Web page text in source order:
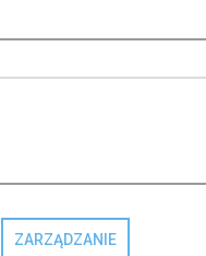
ZARZĄDZANIE